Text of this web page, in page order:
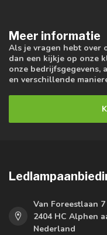
Meer informatie
Als je vragen hebt over
dan een kijkje op onze
onze bedrijfsgegevens,
en verschillende
Van Foreestlaan 7
2404 HC Alphen
Nederland